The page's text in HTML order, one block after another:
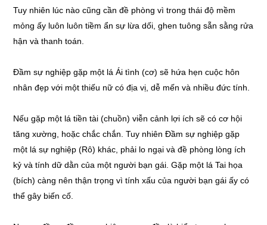
Tuy nhiên lúc nào cũng cần đề phòng vì trong thái độ mềm
mỏng ấy luôn luôn tiềm ẩn sự lừa dối, ghen tuông sẵn sằng rửa
hận và thanh toán.
Đầm sự nghiệp gặp một lá Ái tình (cơ) sẽ hứa hẹn cuộc hôn
nhân đẹp với một thiếu nữ có địa vị, dễ mến và nhiều đức tính.
Nếu gặp một lá tiền tài (chuồn) viễn cảnh lợi ích sẽ có cơ hội
tăng xường, hoặc chắc chắn. Tuy nhiên Đầm sự nghiệp gặp
một lá sự nghiệp (Rô) khác, phải lo ngại và đề phòng lòng ích
kỷ và tính dữ dằn của một người bạn gái. Gặp một lá Tai họa
(bích) càng nên thận trọng vì tính xấu của người bạn gái ấy có
thể gây biến cố.